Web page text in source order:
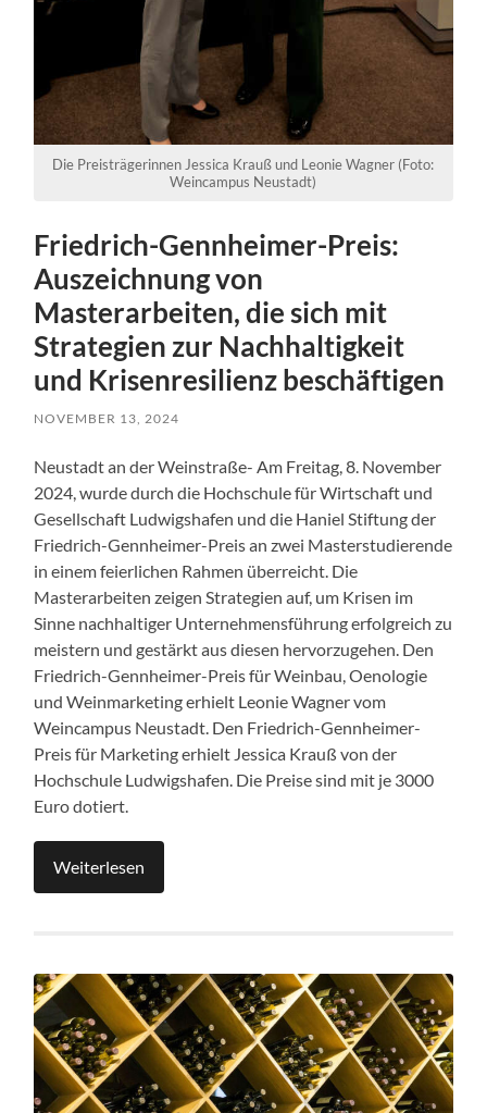
Die Preisträgerinnen Jessica Krauß und Leonie Wagner (Foto:
Weincampus Neustadt)
Friedrich-Gennheimer-Preis:
Auszeichnung von
Masterarbeiten, die sich mit
Strategien zur Nachhaltigkeit
und Krisenresilienz beschäftigen
NOVEMBER 13, 2024
Neustadt an der Weinstraße- Am Freitag, 8. November
2024, wurde durch die Hochschule für Wirtschaft und
Gesellschaft Ludwigshafen und die Haniel Stiftung der
Friedrich-Gennheimer-Preis an zwei Masterstudierende
in einem feierlichen Rahmen überreicht. Die
Masterarbeiten zeigen Strategien auf, um Krisen im
Sinne nachhaltiger Unternehmensführung erfolgreich zu
meistern und gestärkt aus diesen hervorzugehen. Den
Friedrich-Gennheimer-Preis für Weinbau, Oenologie
und Weinmarketing erhielt Leonie Wagner vom
Weincampus Neustadt. Den Friedrich-Gennheimer-
Preis für Marketing erhielt Jessica Krauß von der
Hochschule Ludwigshafen. Die Preise sind mit je 3000
Euro dotiert.
Weiterlesen